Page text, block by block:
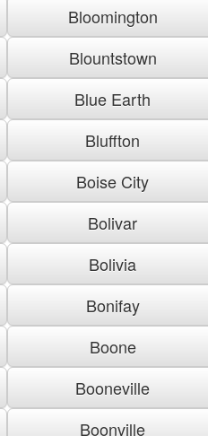
Bloomington
Blountstown
Blue Earth
Bluffton
Boise City
Bolivar
Bolivia
Bonifay
Boone
Booneville
Boonville